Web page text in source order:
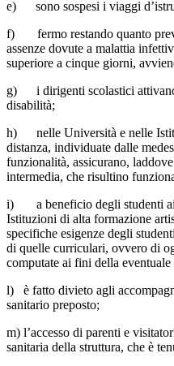
e) sono sospesi i viaggi
f) fermo restando quanto
assenze dovute a malattia
superiore a cinque giorni,
g) i dirigenti scolastici attivano,
disabilità;
h) nelle Università e nelle
distanza, individuate dalle
funzionalità, assicurano,
intermedia, che risultino
i) a beneficio degli studenti ai
Istituzioni di alta formazione
specifiche esigenze degli
di quelle curriculari, ovvero di
computate ai fini della
l) è fatto divieto agli
sanitario preposto;
m) l’accesso di parenti e
sanitaria della struttura, che è